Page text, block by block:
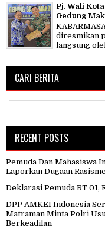
Pj. Wali
Gedung
diresmikan
langsung
CARI BERITA
RECENT POSTS
Pemuda Dan Mahasiswa
Laporkan Dugaan
Deklarasi Pemuda RT 01,
DPP AMKEI Indonesia
Matraman Minta Polri
Berkeadilan